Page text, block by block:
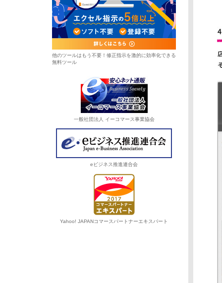
他のツールはもう不要！修正指示を激的に効率化できる
無料ツール
一般社団法人 イーコマース事業協会
eビジネス推進連合会
Yahoo! JAPANコマースパートナーエキスパート